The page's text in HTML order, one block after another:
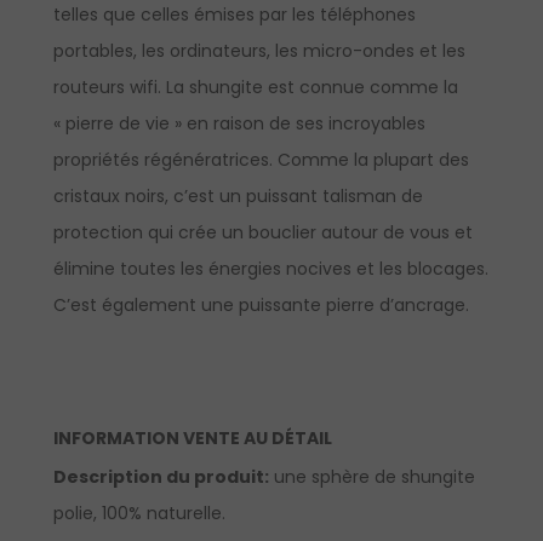
telles que celles émises par les téléphones
portables, les ordinateurs, les micro-ondes et les
routeurs wifi. La shungite est connue comme la
« pierre de vie » en raison de ses incroyables
propriétés régénératrices. Comme la plupart des
cristaux noirs, c’est un puissant talisman de
protection qui crée un bouclier autour de vous et
élimine toutes les énergies nocives et les blocages.
C’est également une puissante pierre d’ancrage.
INFORMATION VENTE AU DÉTAIL
Description du produit: une sphère de shungite
polie, 100% naturelle.